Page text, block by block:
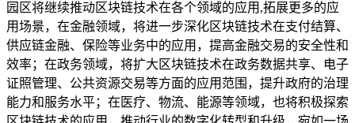
园区将继续推动区块链技术在各个领域的应用,拓展更多的应
用场景，在金融领域，将进一步深化区块链技术在支付结算、
供应链金融、保险等业务中的应用，提高金融交易的安全性和
效率；在政务领域，将扩大区块链技术在政务数据共享、电子
证照管理、公共资源交易等方面的应用范围，提升政府的治理
能力和服务水平；在医疗、物流、能源等领域，也将积极探索